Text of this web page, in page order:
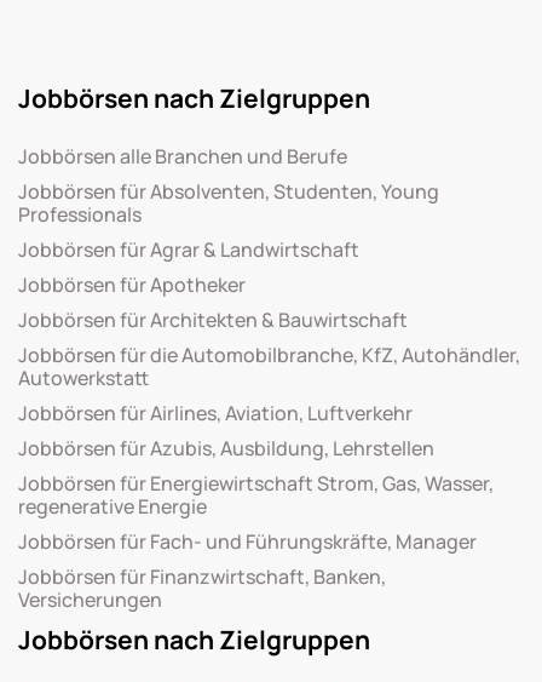
Jobbörsen nach Zielgruppen
Jobbörsen alle Branchen und Berufe
Jobbörsen für Absolventen, Studenten, Young
Professionals
Jobbörsen für Agrar & Landwirtschaft
Jobbörsen für Apotheker
Jobbörsen für Architekten & Bauwirtschaft
Jobbörsen für die Automobilbranche, KfZ, Autohändler,
Autowerkstatt
Jobbörsen für Airlines, Aviation, Luftverkehr
Jobbörsen für Azubis, Ausbildung, Lehrstellen
Jobbörsen für Energiewirtschaft Strom, Gas, Wasser,
regenerative Energie
Jobbörsen für Fach- und Führungskräfte, Manager
Jobbörsen für Finanzwirtschaft, Banken,
Versicherungen
Jobbörsen nach Zielgruppen